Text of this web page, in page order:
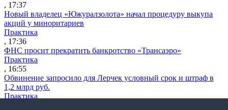
, 17:37
Новый владелец «Южуралзолота» начал процедуру выкупа
акций у миноритариев
Практика
, 17:36
ФНС просит прекратить банкротство «Трансаэро»
Практика
, 16:55
Обвинение запросило для Лерчек условный срок и штраф в
1,2 млрд руб.
Практика